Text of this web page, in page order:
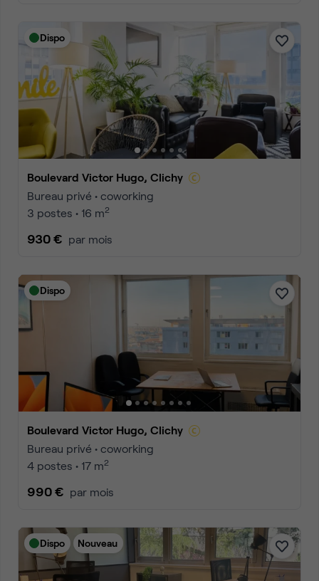
Dispo
Boulevard Victor Hugo, Clichy
Bureau privé • coworking
3 postes • 16 m2
930 € par mois
Dispo
Boulevard Victor Hugo, Clichy
Bureau privé • coworking
4 postes • 17 m2
990 € par mois
Dispo Nouveau